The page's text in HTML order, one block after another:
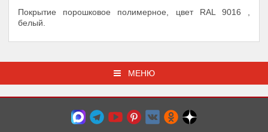
Покрытие порошковое полимерное, цвет RAL 9016 ,
белый.
МЕНЮ